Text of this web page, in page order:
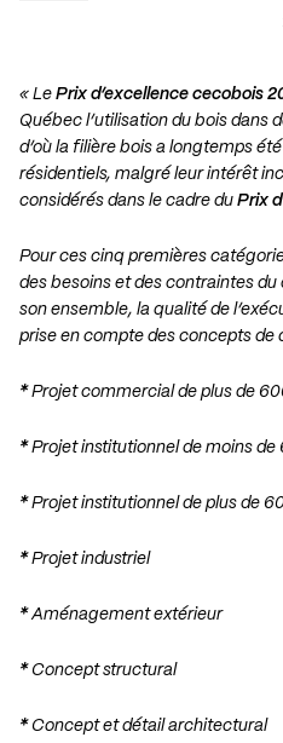
« Le Prix d’excellence cecobois
Québec l’utilisation du bois dans
d’où la filière bois a longtemps
résidentiels, malgré leur intérêt
considérés dans le cadre du Prix
Pour ces cinq premières
des besoins et des contraintes
son ensemble, la qualité de
prise en compte des concepts de
*Projet commercial de plus de
*Projet institutionnel de moins
*Projet institutionnel de plus de
*Projet industriel
*Aménagement extérieur
* Concept structural
*Concept et détail architectural